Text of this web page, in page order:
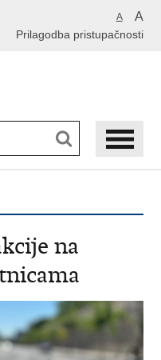
A A
Prilagodba pristupačnosti
na